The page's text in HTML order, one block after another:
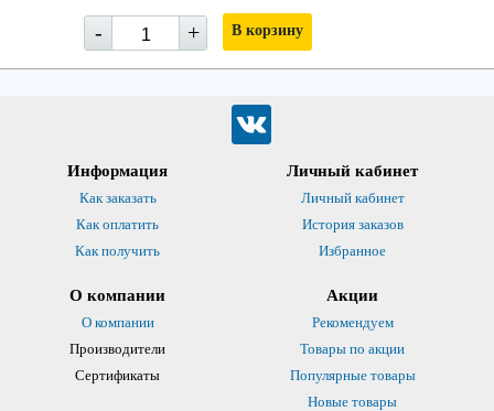
- + В корзину
Информация
Как заказать
Как оплатить
Как получить
Личный кабинет
Личный кабинет
История заказов
Избранное
О компании
О компании
Производители
Сертификаты
Акции
Рекомендуем
Товары по акции
Популярные товары
Новые товары